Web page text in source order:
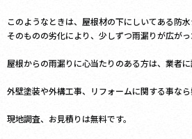
このようなときは、屋根材の下にしいてある防
そのものの劣化により、少しずつ雨漏りが広がっ
屋根からの雨漏りに心当たりのある方は、業者に
外壁塗装や外構工事、リフォームに関する事な
現地調査、お見積りは無料です。